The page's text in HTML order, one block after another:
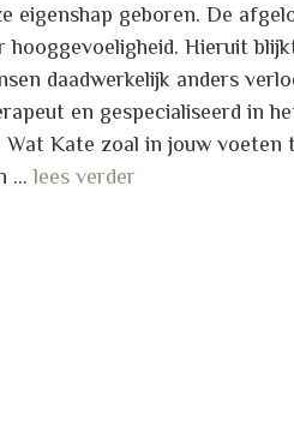
eigenshap geboren. De
hooggevoeligheid. Hieruit
daadwerkelijk anders
en gespecialiseerd in
Kate zoal in jouw voeten
…lees verder